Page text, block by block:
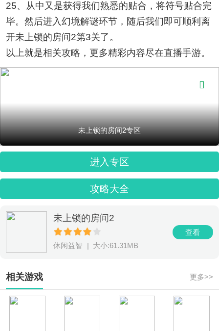
25、从中又是获得我们熟悉的贴合，将符号贴合完
毕。然后进入幻境解谜环节，随后我们即可顺利离
开未上锁的房间2第3关了。
以上就是相关攻略，更多精彩内容尽在直播手游。
未上锁的房间2专区

进入专区
攻略大全
未上锁的房间2
休闲益智 | 大小:61.31MB
查看
相关游戏 更多>>